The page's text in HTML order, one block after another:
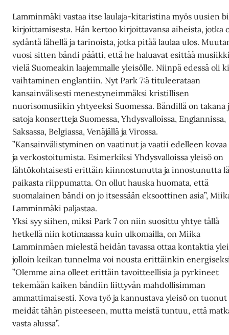
Lamminmäki vastaa itse laulaja-kitaristina myös uusien
kirjoittamisesta. Hän kertoo kirjoittavansa aiheista, jotka
sydäntä lähellä ja tarinoista, jotka pitää laulaa ulos.
vuosi sitten bändi päätti, että he haluavat esittää
vielä Suomeakin laajemmalle yleisölle. Niinpä edessä oli
vaihtaminen englantiin. Nyt Park 7:ä tituleerataan
kansainvälisesti menestyneimmäksi kristillisen
nuorisomusiikin yhtyeeksi Suomessa. Bändillä on takana
satoja konsertteja Suomessa, Yhdysvalloissa, Englannissa,
Saksassa, Belgiassa, Venäjällä ja Virossa.
”Kansainvälistyminen on vaatinut ja vaatii edelleen
ja verkostoitumista. Esimerkiksi Yhdysvalloissa yleisö on
lähtökohtaisesti erittäin kiinnostunutta ja innostunutta
paikasta riippumatta. On ollut hauska huomata, että
suomalainen bändi on jo itsessään eksoottinen asia”,
Lamminmäki paljastaa.
Yksi syy siihen, miksi Park 7 on niin suosittu yhtye tällä
hetkellä niin kotimaassa kuin ulkomailla, on Miika
Lamminmäen mielestä heidän tavassa ottaa kontaktia
jolloin keikan tunnelma voi nousta erittäinkin
”Olemme aina olleet erittäin tavoitteellisia ja pyrkineet
tekemään kaiken bändiin liittyvän mahdollisimman
ammattimaisesti. Kova työ ja kannustava yleisö on tuonut
meidät tähän pisteeseen, mutta meistä tuntuu, että
vasta alussa”.